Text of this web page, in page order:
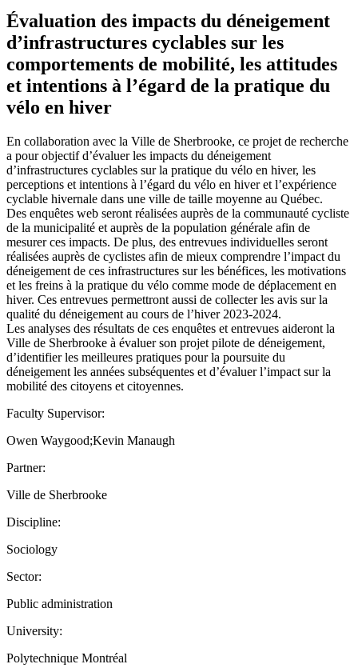
Évaluation des impacts du déneigement
d’infrastructures cyclables sur les
comportements de mobilité, les attitudes
et intentions à l’égard de la pratique du
vélo en hiver
En collaboration avec la Ville de Sherbrooke, ce projet de recherche
a pour objectif d’évaluer les impacts du déneigement
d’infrastructures cyclables sur la pratique du vélo en hiver, les
perceptions et intentions à l’égard du vélo en hiver et l’expérience
cyclable hivernale dans une ville de taille moyenne au Québec.
Des enquêtes web seront réalisées auprès de la communauté cycliste
de la municipalité et auprès de la population générale afin de
mesurer ces impacts. De plus, des entrevues individuelles seront
réalisées auprès de cyclistes afin de mieux comprendre l’impact du
déneigement de ces infrastructures sur les bénéfices, les motivations
et les freins à la pratique du vélo comme mode de déplacement en
hiver. Ces entrevues permettront aussi de collecter les avis sur la
qualité du déneigement au cours de l’hiver 2023-2024.
Les analyses des résultats de ces enquêtes et entrevues aideront la
Ville de Sherbrooke à évaluer son projet pilote de déneigement,
d’identifier les meilleures pratiques pour la poursuite du
déneigement les années subséquentes et d’évaluer l’impact sur la
mobilité des citoyens et citoyennes.
Faculty Supervisor:
Owen Waygood;Kevin Manaugh
Partner:
Ville de Sherbrooke
Discipline:
Sociology
Sector:
Public administration
University:
Polytechnique Montréal